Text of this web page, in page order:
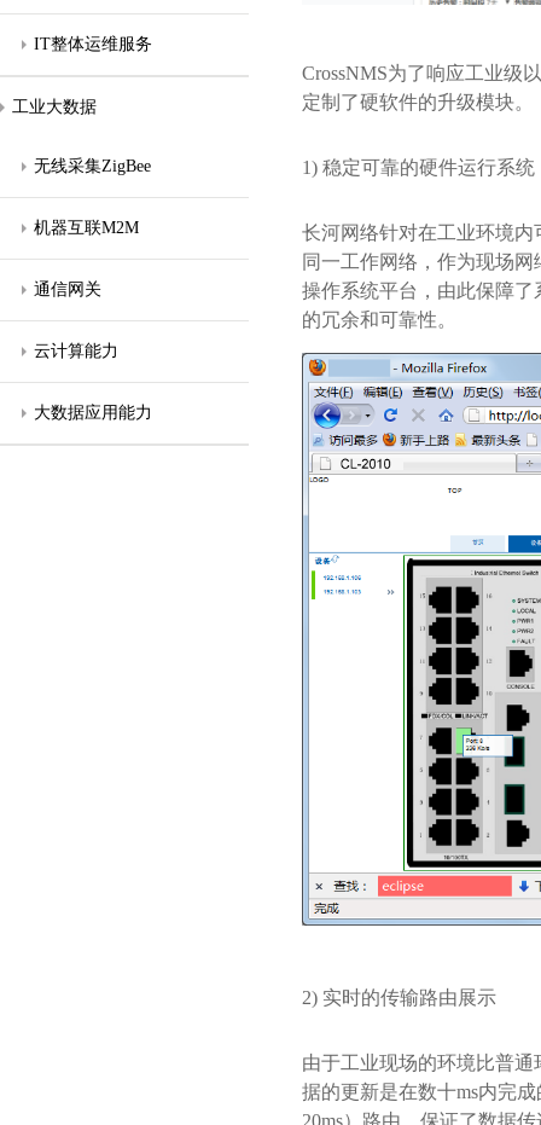
IT整体运维服务
工业大数据
无线采集ZigBee
机器互联M2M
通信网关
云计算能力
大数据应用能力
CrossNMS为了响应工业级
定制了硬软件的升级模块。
1) 稳定可靠的硬件运行系统
长河网络针对在工业环境内
同一工作网络，作为现场
操作系统平台，由此保障了
的冗余和可靠性。
2) 实时的传输路由展示
由于工业现场的环境比普
据的更新是在数十ms内完
20ms）路由，保证了数据